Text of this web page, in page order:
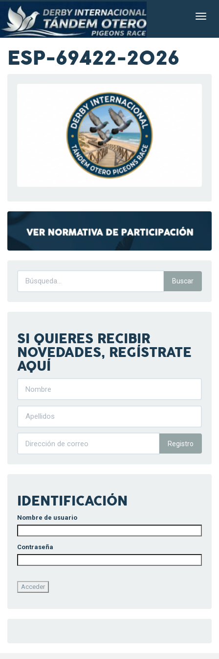
ESP-69422-2026
SI QUIERES RECIBIR
NOVEDADES, REGÍSTRATE
AQUÍ
Registro
IDENTIFICACIÓN
Nombre de usuario
Contraseña